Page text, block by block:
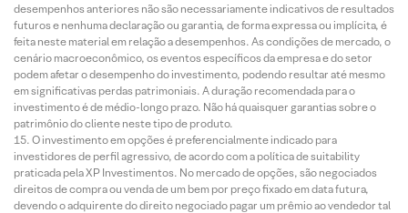
desempenhos anteriores não são necessariamente indicativos de resultados
futuros e nenhuma declaração ou garantia, de forma expressa ou implícita, é
feita neste material em relação a desempenhos. As condições de mercado, o
cenário macroeconômico, os eventos específicos da empresa e do setor
podem afetar o desempenho do investimento, podendo resultar até mesmo
em significativas perdas patrimoniais. A duração recomendada para o
investimento é de médio-longo prazo. Não há quaisquer garantias sobre o
patrimônio do cliente neste tipo de produto.
O investimento em opções é preferencialmente indicado para
investidores de perfil agressivo, de acordo com a política de suitability
praticada pela XP Investimentos. No mercado de opções, são negociados
direitos de compra ou venda de um bem por preço fixado em data futura,
devendo o adquirente do direito negociado pagar um prêmio ao vendedor tal